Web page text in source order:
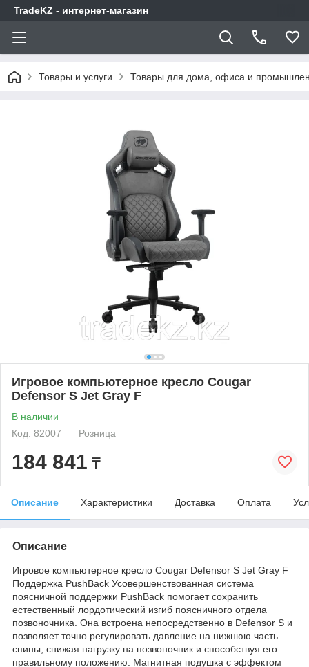
TradeKZ - интернет-магазин
Товары и услуги Товары для дома, офиса и
Игровое компьютерное кресло Cougar
Defensor S Jet Gray F
В наличии
Код: 82007
Розница
184 841 ₸
Описание Характеристики Доставка Оплата
Описание
Игровое компьютерное кресло Cougar Defensor S Jet Gray F
Поддержка PushBack Усовершенствованная система
поясничной поддержки PushBack помогает сохранить
естественный лордотический изгиб поясничного отдела
позвоночника. Она встроена непосредственно в Defensor S и
позволяет точно регулировать давление на нижнюю часть
спины, снижая нагрузку на позвоночник и способствуя его
правильному положению. Магнитная подушка с эффектом